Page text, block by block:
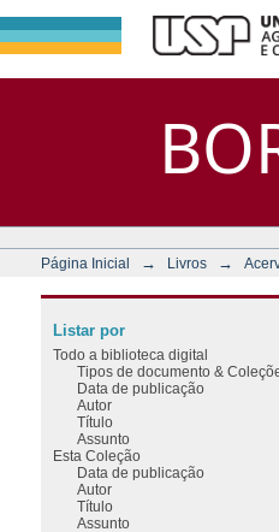
Página Inicial → Livros →
Listar por
Todo a biblioteca digital
Tipos de documento &
Data de publicação
Autor
Título
Assunto
Esta Coleção
Data de publicação
Autor
Título
Assunto